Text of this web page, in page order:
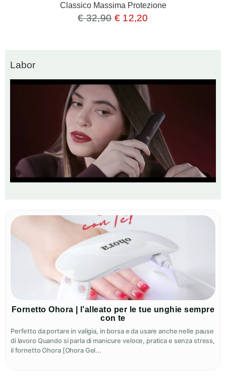
Classico Massima Protezione
€32,90 €12,20
Labor
Fornetto Ohora | l’alleato per le tue unghie sempre
con te
Perfetto da portare in valigia, in borsa e da usare anche nelle pause
di lavoro Quando si parla di manicure veloce, pratica e senza stress,
il fornetto Ohora [Ohora Gel...